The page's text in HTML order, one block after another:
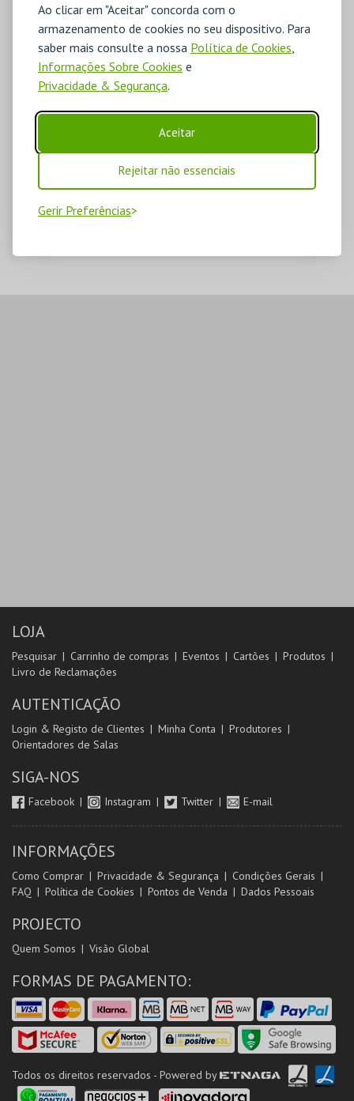
Ao clicar em "Aceitar" concorda com o
armazenamento de cookies no seu dispositivo. Para
saber mais consulte a nossa Política de Cookies
Informações Sobre Cookies e
Privacidade & Segurança.
Aceitar
Rejeitar não essenciais
Gerir Preferências
LOJA
Pesquisar Carrinho de compras Eventos Cartões
Produtos
Livro de Reclamações
AUTENTICAÇÃO
Login & Registo de Clientes Minha Conta
Produtores
Orientadores de Salas
SIGA-NOS
Facebook Instagram Twitter E-mail
INFORMAÇÕES
Como Comprar Privacidade & Segurança
Condições Gerais
FAQ
Política de Cookies Pontos de Venda Dados Pessoais
PROJECTO
Quem Somos Visão Global
FORMAS DE PAGAMENTO:
Todos os direitos reservados - Powered by ETNAGA